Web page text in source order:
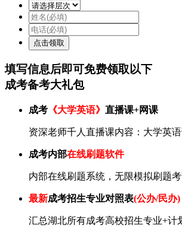
填写信息后即可免费领取以下
成考备考大礼包
成考 《大学英语》 直播课+网课
资深老师千人直播课内容：大学英
成考内部在线刷题软件
内部在线刷题系统，无限模拟刷题
最新成考招生专业对照表(公办/民办)
汇总湖北所有成考高校招生专业+计